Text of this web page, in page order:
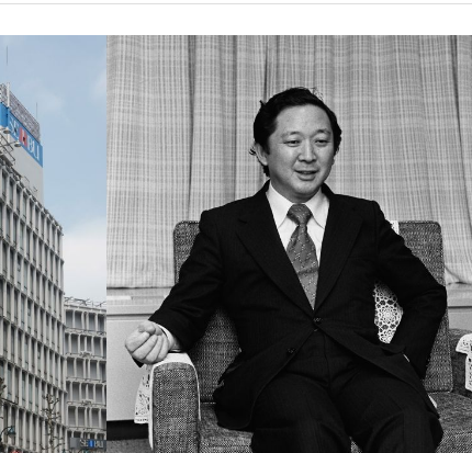
選手が証言した“NPB聞... 「クマが悪者扱いされて
カー日本代表・森保一監督...
もっと見る